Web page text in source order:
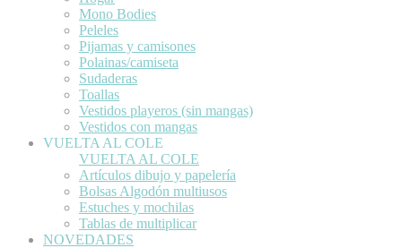
Mono Bodies
Peleles
Pijamas y camisones
Polainas/camiseta
Sudaderas
Toallas
Vestidos playeros (sin mangas)
Vestidos con mangas
VUELTA AL COLE
VUELTA AL COLE
Artículos dibujo y papelería
Bolsas Algodón multiusos
Estuches y mochilas
Tablas de multiplicar
NOVEDADES